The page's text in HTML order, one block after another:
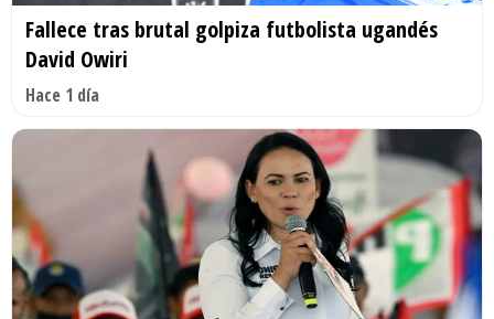
Fallece tras brutal golpiza futbolista ugandés
David Owiri
Hace 1 día